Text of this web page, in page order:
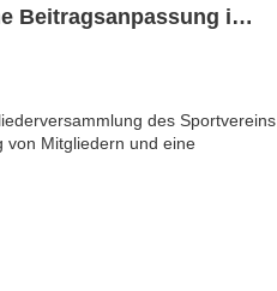
Beitragsanpassung im